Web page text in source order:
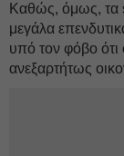
Καθώς, όμως, τα
μεγάλα
υπό τον φόβο
ανεξαρτήτως